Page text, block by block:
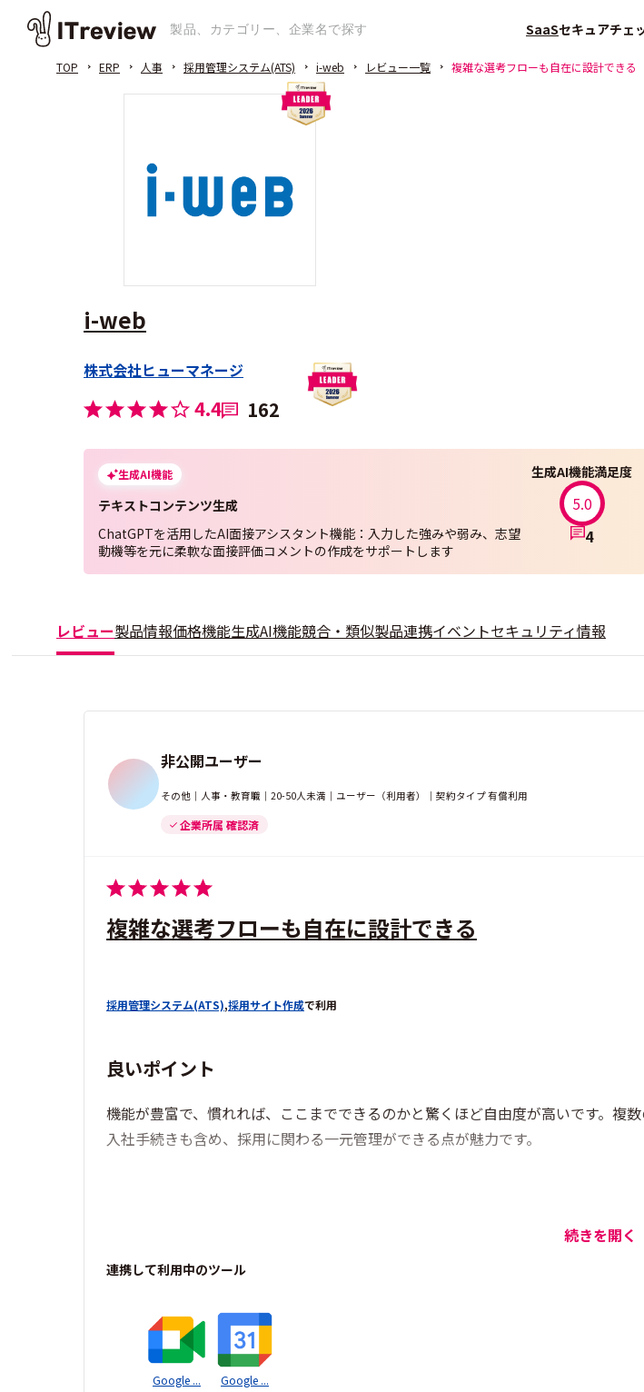
SaaSセキュアチェ
TOP ERP 人事 採用管理システム(ATS) i-web レビュー一覧 複雑な選考フローも自在に設計できる
i-web
株式会社ヒューマネージ
4.4 162
生成AI機能
テキストコンテンツ生成
ChatGPTを活用したAI面接アシスタント機能：入力した強みや弱み、志望
動機等を元に柔軟な面接評価コメントの作成をサポートします
生成AI機能満足度
5.0
4
レビュー製品情報価格機能生成AI機能競合・類似製品連携イベントセキュリティ情報
非公開ユーザー
その他｜人事・教育職｜20-50人未満｜ユーザー（利用者）｜契約タイプ 有償利用
企業所属 確認済
複雑な選考フローも自在に設計できる
採用管理システム(ATS),採用サイト作成で利用
良いポイント
機能が豊富で、慣れれば、ここまでできるのかと驚くほど自由度が高いです。複
入社手続きも含め、採用に関わる一元管理ができる点が魅力です。
続きを開く
連携して利用中のツール
Google ... Google ...